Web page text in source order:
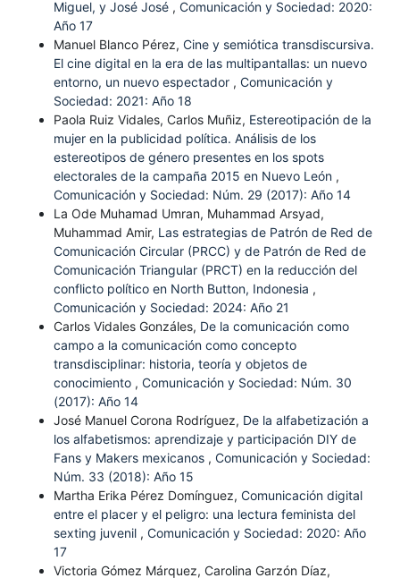
Miguel, y José José , Comunicación y Sociedad: 2020:
Año 17
Manuel Blanco Pérez, Cine y semiótica transdiscursiva.
El cine digital en la era de las multipantallas: un nuevo
entorno, un nuevo espectador , Comunicación y
Sociedad: 2021: Año 18
Paola Ruiz Vidales, Carlos Muñiz, Estereotipación de la
mujer en la publicidad política. Análisis de los
estereotipos de género presentes en los spots
electorales de la campaña 2015 en Nuevo León ,
Comunicación y Sociedad: Núm. 29 (2017): Año 14
La Ode Muhamad Umran, Muhammad Arsyad,
Muhammad Amir, Las estrategias de Patrón de Red de
Comunicación Circular (PRCC) y de Patrón de Red de
Comunicación Triangular (PRCT) en la reducción del
conflicto político en North Button, Indonesia ,
Comunicación y Sociedad: 2024: Año 21
Carlos Vidales Gonzáles, De la comunicación como
campo a la comunicación como concepto
transdisciplinar: historia, teoría y objetos de
conocimiento , Comunicación y Sociedad: Núm. 30
(2017): Año 14
José Manuel Corona Rodríguez, De la alfabetización a
los alfabetismos: aprendizaje y participación DIY de
Fans y Makers mexicanos , Comunicación y Sociedad:
Núm. 33 (2018): Año 15
Martha Erika Pérez Domínguez, Comunicación digital
entre el placer y el peligro: una lectura feminista del
sexting juvenil , Comunicación y Sociedad: 2020: Año
17
Victoria Gómez Márquez, Carolina Garzón Díaz,